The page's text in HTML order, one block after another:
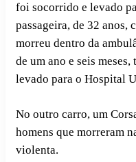
foi socorrido e levado
passageira, de 32 anos,
morreu dentro da
de um ano e seis
levado para o Hospital
No outro carro, um
homens que morreram
violenta.